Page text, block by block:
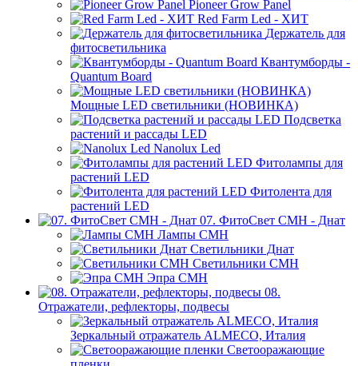
Pioneer Grow Panel
Red Farm Led - ХИТ
Держатель для
фитосветильника
Квантумборды -
Quantum Board
Мощные LED светильники (НОВИНКА)
Подсветка
растений и рассады LED
Nanolux Led
Фитолампы для
растений LED
Фитолента для
растений LED
07. ФитоСвет CMH - Днат
Лампы СМН
Светильники Днат
Светильники СМН
Эпра СМН
08.
Отражатели, рефлекторы, подвесы
Зеркальный отражатель ALMECO, Италия
Светооражающие